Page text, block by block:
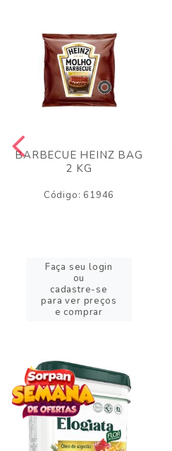
BARBECUE HEINZ BAG
2 KG
Código: 61946
Faça seu login
ou
cadastre-se
para ver preços
e comprar